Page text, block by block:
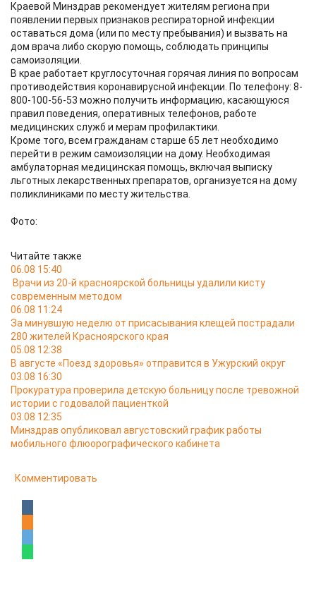
Краевой Минздрав рекомендует жителям региона при
появлении первых признаков респираторной инфекции
оставаться дома (или по месту пребывания) и вызвать на
дом врача либо скорую помощь, соблюдать принципы
самоизоляции.
В крае работает круглосуточная горячая линия по вопросам
противодействия коронавирусной инфекции. По телефону: 8-
800-100-56-53 можно получить информацию, касающуюся
правил поведения, оперативных телефонов, работе
медицинских служб и мерам профилактики.
Кроме того, всем гражданам старше 65 лет необходимо
перейти в режим самоизоляции на дому. Необходимая
амбулаторная медицинская помощь, включая выписку
льготных лекарственных препаратов, организуется на дому
поликлиниками по месту жительства.
Фото:
Читайте также
06.08 15:40
Врачи из 20-й красноярской больницы удалили кисту
современным методом
06.08 11:24
За минувшую неделю от присасывания клещей пострадали
280 жителей Красноярского края
05.08 12:38
В августе «Поезд здоровья» отправится в Ужурский округ
03.08 16:30
Прокуратура проверила детскую больницу после тревожной
истории с годовалой пациенткой
03.08 12:35
Минздрав опубликовал августовский график работы
мобильного флюорографического кабинета
Комментировать